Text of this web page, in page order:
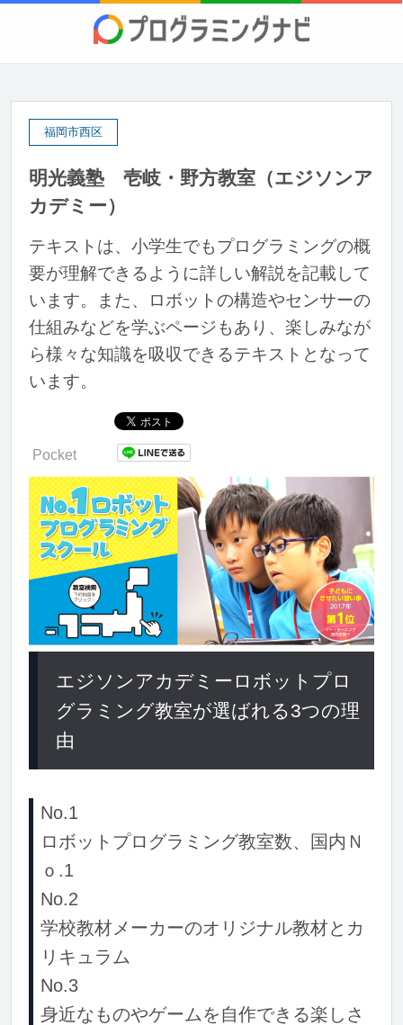
福岡市西区
明光義塾 壱岐・野方教室（エジソンア
カデミー）
テキストは、小学生でもプログラミングの概
要が理解できるように詳しい解説を記載して
います。また、ロボットの構造やセンサーの
仕組みなどを学ぶページもあり、楽しみなが
ら様々な知識を吸収できるテキストとなって
います。
Pocket
エジソンアカデミーロボットプロ
グラミング教室が選ばれる3つの理
由
No.1
ロボットプログラミング教室数、国内Ｎ
ｏ.1
No.2
学校教材メーカーのオリジナル教材とカ
リキュラム
No.3
身近なものやゲームを自作できる楽しさ